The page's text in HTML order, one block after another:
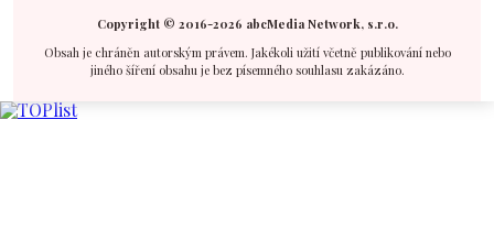
Copyright © 2016-2026 abcMedia Network, s.r.o.
Obsah je chráněn autorským právem. Jakékoli užití včetně publikování nebo
jiného šíření obsahu je bez písemného souhlasu zakázáno.